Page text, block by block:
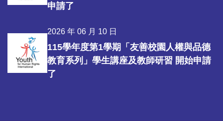
申請了
2026 年 06 月 10 日
115學年度第1學期「友善校園人權與品德
教育系列」學生講座及教師研習 開始申請
了